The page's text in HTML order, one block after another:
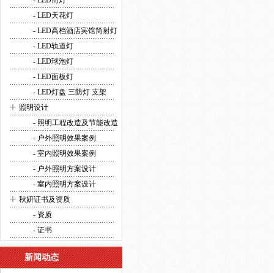
- LED天花灯
- LED高档酒店宾馆筒射灯
- LED轨道灯
- LED球泡灯
- LED面板灯
- LED灯盘 三防灯 支架
+ 照明设计
- 照明工程改造及节能改造
- 户外照明效果案例
- 室内照明效果案例
- 户外照明方案设计
- 室内照明方案设计
+ 秋妍证书及资质
- 资质
- 证书
新闻动态